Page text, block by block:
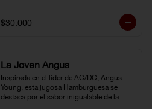
usted elija. Armela como quiera.
$30.000
La Joven Angus
Inspirada en el líder de AC/DC, Angus
Young, esta jugosa Hamburguesa se
destaca por el sabor inigualable de la